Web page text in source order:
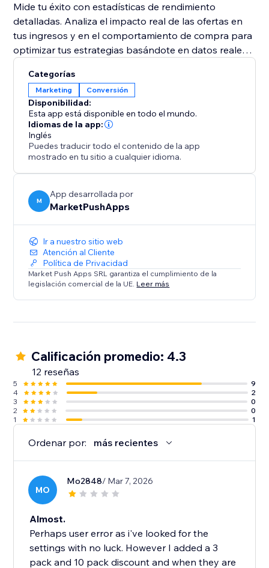
Mide tu éxito con estadísticas de rendimiento
detalladas. Analiza el impacto real de las ofertas en
tus ingresos y en el comportamiento de compra para
optimizar tus estrategias basándote en datos reales.
Perfectamente integrada, Quantity & Volume
Discounts te permite crear promociones irresistibles
de manera sencilla. ¡Empieza hoy mismo a aumentar
tus ventas y el valor de cada carrito!
Categorías
Marketing Conversión
Disponibilidad:
Esta app está disponible en todo el mundo.
Idiomas de la app:
Inglés
Puedes traducir todo el contenido de la app
mostrado en tu sitio a cualquier idioma.
M
App desarrollada por
MarketPushApps
Ir a nuestro sitio web
Atención al Cliente
Política de Privacidad
Market Push Apps SRL garantiza el cumplimiento de la
legislación comercial de la UE. Leer más
Calificación promedio: 4.3
12 reseñas
5
9
4
2
3
0
2
0
1
1
Ordenar por: más recientes
MO
Mo2848/ Mar 7, 2026
Almost.
Perhaps user error as i've looked for the
settings with no luck. However I added a 3
pack and 10 pack discount and when they are